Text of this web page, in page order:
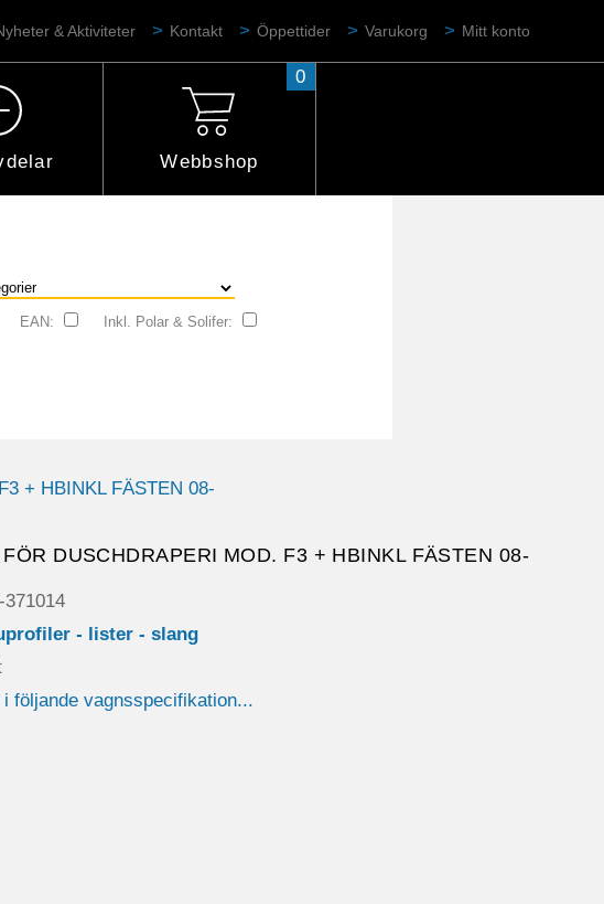
& Aktiviteter Kontakt Öppettider Varukorg Mitt konto
Webbshop
0
EAN: Inkl. Polar & Solifer:
+ HBINKL FÄSTEN 08-
DUSCHDRAPERI MOD. F3 + HBINKL FÄSTEN 08-
371014
- lister - slang
följande vagnsspecifikation...